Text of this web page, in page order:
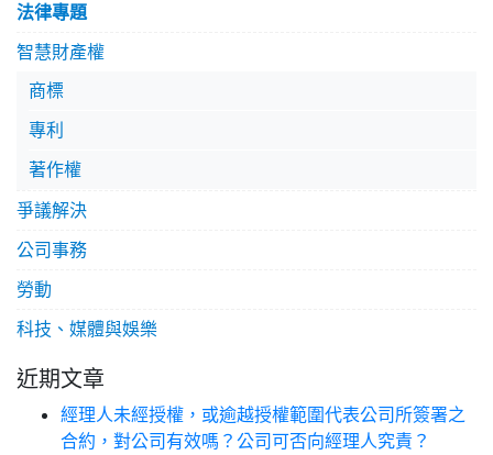
法律專題
智慧財產權
商標
專利
著作權
爭議解決
公司事務
勞動
科技、媒體與娛樂
近期文章
經理人未經授權，或逾越授權範圍代表公司所簽署之
合約，對公司有效嗎？公司可否向經理人究責？